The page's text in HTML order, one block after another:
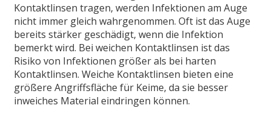
Kontaktlinsen tragen, werden Infektionen am Auge
nicht immer gleich wahrgenommen. Oft ist das Auge
bereits stärker geschädigt, wenn die Infektion
bemerkt wird. Bei weichen Kontaktlinsen ist das
Risiko von Infektionen größer als bei harten
Kontaktlinsen. Weiche Kontaktlinsen bieten eine
größere Angriffsfläche für Keime, da sie besser
inweiches Material eindringen können.